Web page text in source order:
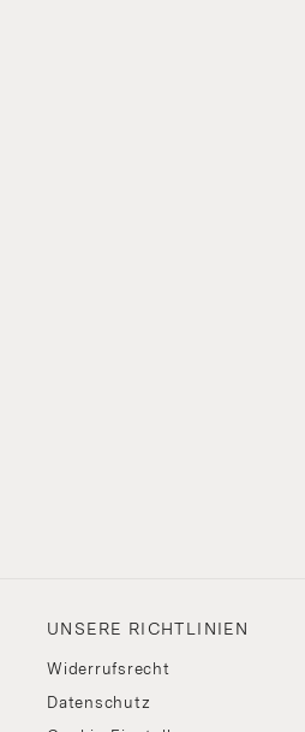
UNSERE RICHTLINIEN
Widerrufsrecht
Datenschutz